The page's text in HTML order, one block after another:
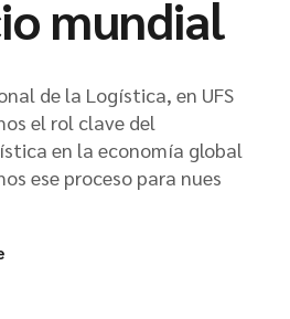
mundial
de la Logística, en UFS
el rol clave del
en la economía global
ese proceso para nues